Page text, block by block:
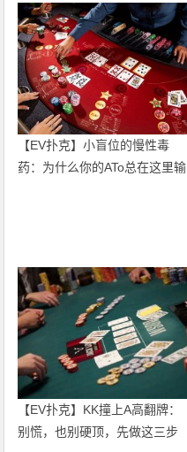
【EV扑克】小盲位的慢性毒
药：为什么你的ATo总在这里输
【EV扑克】KK撞上A高翻牌：
别慌，也别硬顶，先做这三步